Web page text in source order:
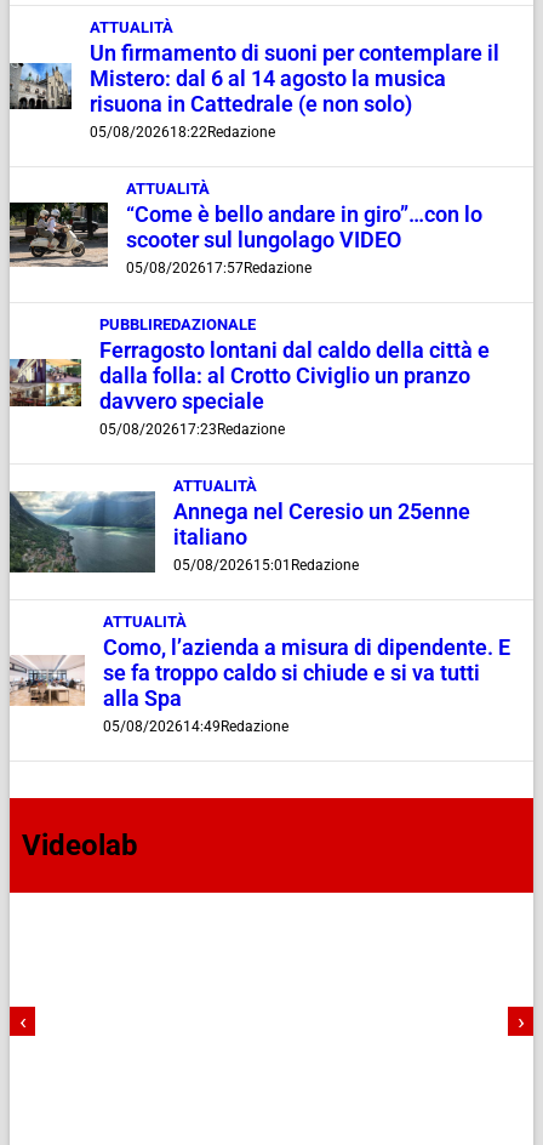
ATTUALITÀ
Un firmamento di suoni per contemplare il
Mistero: dal 6 al 14 agosto la musica
risuona in Cattedrale (e non solo)
05/08/202618:22Redazione
ATTUALITÀ
“Come è bello andare in giro”…con lo
scooter sul lungolago VIDEO
05/08/202617:57Redazione
PUBBLIREDAZIONALE
Ferragosto lontani dal caldo della città e
dalla folla: al Crotto Civiglio un pranzo
davvero speciale
05/08/202617:23 Redazione
ATTUALITÀ
Annega nel Ceresio un 25enne
italiano
05/08/202615:01 Redazione
ATTUALITÀ
Como, l’azienda a misura di dipendente. E
se fa troppo caldo si chiude e si va tutti
alla Spa
05/08/202614:49 Redazione
Videolab
‹ ›